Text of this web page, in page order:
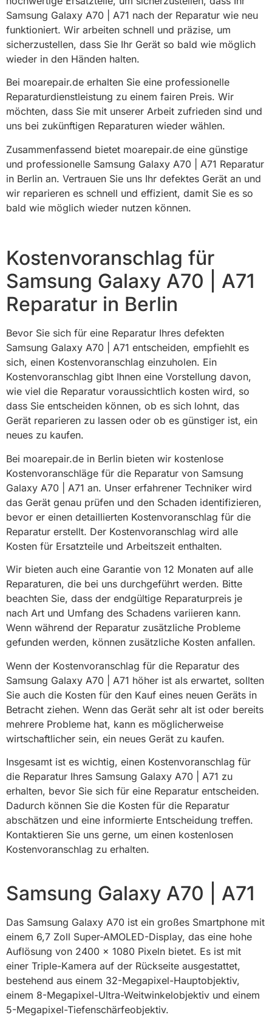
Samsung Galaxy A70 | A71 nach der Reparatur wie neu
funktioniert. Wir arbeiten schnell und präzise, um
sicherzustellen, dass Sie Ihr Gerät so bald wie möglich
wieder in den Händen halten.
Bei moarepair.de erhalten Sie eine professionelle
Reparaturdienstleistung zu einem fairen Preis. Wir
möchten, dass Sie mit unserer Arbeit zufrieden sind und
uns bei zukünftigen Reparaturen wieder wählen.
Zusammenfassend bietet moarepair.de eine günstige
und professionelle Samsung Galaxy A70 | A71 Reparatur
in Berlin an. Vertrauen Sie uns Ihr defektes Gerät an und
wir reparieren es schnell und effizient, damit Sie es so
bald wie möglich wieder nutzen können.
Kostenvoranschlag für
Samsung Galaxy A70 | A71
Reparatur in Berlin
Bevor Sie sich für eine Reparatur Ihres defekten
Samsung Galaxy A70 | A71 entscheiden, empfiehlt es
sich, einen Kostenvoranschlag einzuholen. Ein
Kostenvoranschlag gibt Ihnen eine Vorstellung davon,
wie viel die Reparatur voraussichtlich kosten wird, so
dass Sie entscheiden können, ob es sich lohnt, das
Gerät reparieren zu lassen oder ob es günstiger ist, ein
neues zu kaufen.
Bei moarepair.de in Berlin bieten wir kostenlose
Kostenvoranschläge für die Reparatur von Samsung
Galaxy A70 | A71 an. Unser erfahrener Techniker wird
das Gerät genau prüfen und den Schaden identifizieren,
bevor er einen detaillierten Kostenvoranschlag für die
Reparatur erstellt. Der Kostenvoranschlag wird alle
Kosten für Ersatzteile und Arbeitszeit enthalten.
Wir bieten auch eine Garantie von 12 Monaten auf alle
Reparaturen, die bei uns durchgeführt werden. Bitte
beachten Sie, dass der endgültige Reparaturpreis je
nach Art und Umfang des Schadens variieren kann.
Wenn während der Reparatur zusätzliche Probleme
gefunden werden, können zusätzliche Kosten anfallen.
Wenn der Kostenvoranschlag für die Reparatur des
Samsung Galaxy A70 | A71 höher ist als erwartet, sollten
Sie auch die Kosten für den Kauf eines neuen Geräts in
Betracht ziehen. Wenn das Gerät sehr alt ist oder bereits
mehrere Probleme hat, kann es möglicherweise
wirtschaftlicher sein, ein neues Gerät zu kaufen.
Insgesamt ist es wichtig, einen Kostenvoranschlag für
die Reparatur Ihres Samsung Galaxy A70 | A71 zu
erhalten, bevor Sie sich für eine Reparatur entscheiden.
Dadurch können Sie die Kosten für die Reparatur
abschätzen und eine informierte Entscheidung treffen.
Kontaktieren Sie uns gerne, um einen kostenlosen
Kostenvoranschlag zu erhalten.
Samsung Galaxy A70 | A71
Das Samsung Galaxy A70 ist ein großes Smartphone mit
einem 6,7 Zoll Super-AMOLED-Display, das eine hohe
Auflösung von 2400 x 1080 Pixeln bietet. Es ist mit
einer Triple-Kamera auf der Rückseite ausgestattet,
bestehend aus einem 32-Megapixel-Hauptobjektiv,
einem 8-Megapixel-Ultra-Weitwinkelobjektiv und einem
5-Megapixel-Tiefenschärfeobjektiv.